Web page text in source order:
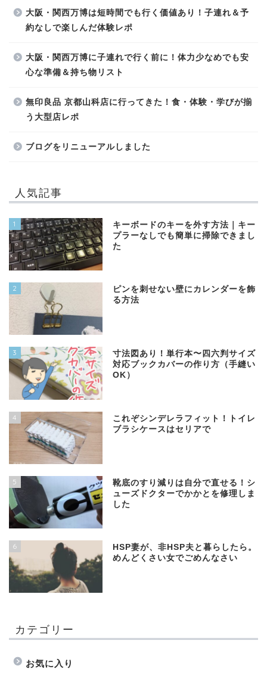
大阪・関西万博は短時間でも行く価値あり！子連れ＆予
約なしで楽しんだ体験レポ
大阪・関西万博に子連れで行く前に！体力少なめでも安
心な準備＆持ち物リスト
無印良品 京都山科店に行ってきた！食・体験・学びが揃
う大型店レポ
ブログをリニューアルしました
人気記事
1
キーボードのキーを外す方法｜キー
プラーなしでも簡単に掃除できまし
た
2
ピンを刺せない壁にカレンダーを飾
る方法
3
寸法図あり！単行本〜四六判サイズ
対応ブックカバーの作り方（手縫い
OK）
4
これぞシンデレラフィット！トイレ
ブラシケースはセリアで
5
靴底のすり減りは自分で直せる！シ
ューズドクターでかかとを修理しま
した
6
HSP妻が、非HSP夫と暮らしたら。
めんどくさい女でごめんなさい
カテゴリー
お気に入り